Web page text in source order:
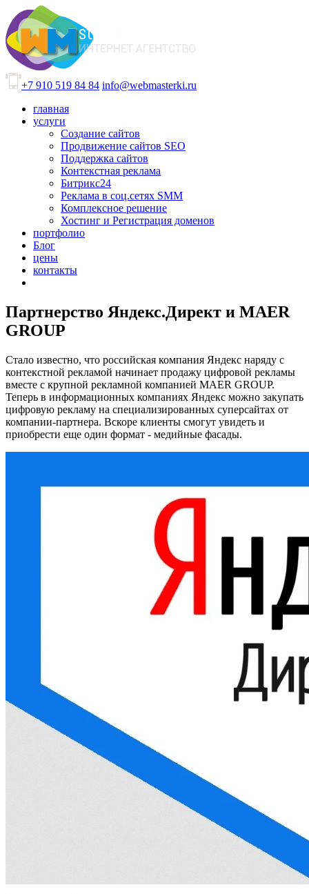
+7 910 519 84 84 info@webmasterki.ru
главная
услуги
Создание сайтов
Продвижение сайтов SEO
Поддержка сайтов
Контекстная реклама
Битрикс24
Реклама в соц.сетях SMM
Комплексное решение
Хостинг и Регистрация доменов
портфолио
Блог
цены
контакты
Партнерство Яндекс.Директ и MAER
GROUP
Стало известно, что российская компания Яндекс наряду с
контекстной рекламой начинает продажу цифровой рекламы
вместе с крупной рекламной компанией MAER GROUP.
Теперь в информационных компаниях Яндекс можно закупать
цифровую рекламу на специализированных суперсайтах от
компании-партнера. Вскоре клиенты смогут увидеть и
приобрести еще один формат - медийные фасады.